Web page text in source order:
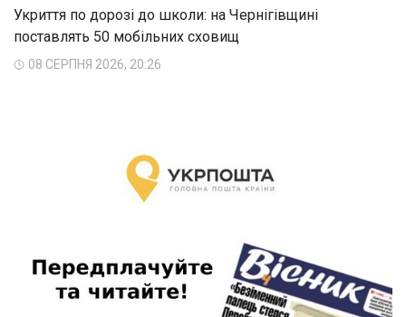
Укриття по дорозі до школи: на Чернігівщині
поставлять 50 мобільних сховищ
08 СЕРПНЯ 2026, 20:26